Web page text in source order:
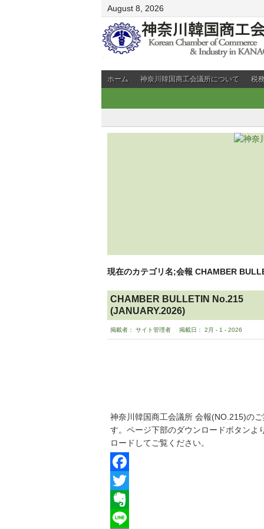
August 8, 2026
ホーム 神奈川韓国商工会議所について 税
現在のカテゴリ名;会報 CHAMBER
CHAMBER BULLETIN No.215
(JANUARY.2026)
掲載者： サイト管理者 掲載日： 2月 - 1 - 2026
神奈川韓国商工会議所 会報(NO.215)の
す。ページ下部のダウンロードボタンよ
ロードしてご覧ください。
Facebook
Twitter
Evernote